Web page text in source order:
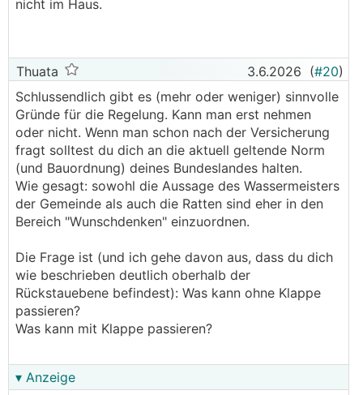
───────────────
und 45m ist bestimmt was platz😬
nicht im Haus.
Thuata 3.6.2026 (#20)
Schlussendlich gibt es (mehr oder weniger) sinnvolle
Gründe für die Regelung. Kann man erst nehmen
oder nicht. Wenn man schon nach der Versicherung
fragt solltest du dich an die aktuell geltende Norm
(und Bauordnung) deines Bundeslandes halten.
Wie gesagt: sowohl die Aussage des Wassermeisters
der Gemeinde als auch die Ratten sind eher in den
Bereich "Wunschdenken" einzuordnen.
Die Frage ist (und ich gehe davon aus, dass du dich
wie beschrieben deutlich oberhalb der
Rückstauebene befindest): Was kann ohne Klappe
passieren?
Was kann mit Klappe passieren?
▾ Anzeige